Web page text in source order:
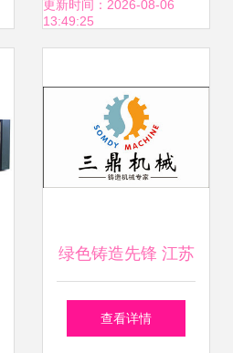
机械设备深度解析
更新时间：2026-08-06
13:49:25
绿色铸造先锋 江苏
三鼎树脂砂混砂机
查看详情